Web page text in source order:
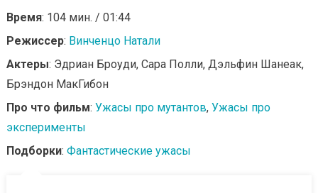
Время: 104 мин. / 01:44
Режиссер: Винченцо Натали
Актеры: Эдриан Броуди, Сара Полли, Дэльфин Шанеак,
Брэндон МакГибон
Про что фильм: Ужасы про мутантов, Ужасы про
эксперименты
Подборки: Фантастические ужасы